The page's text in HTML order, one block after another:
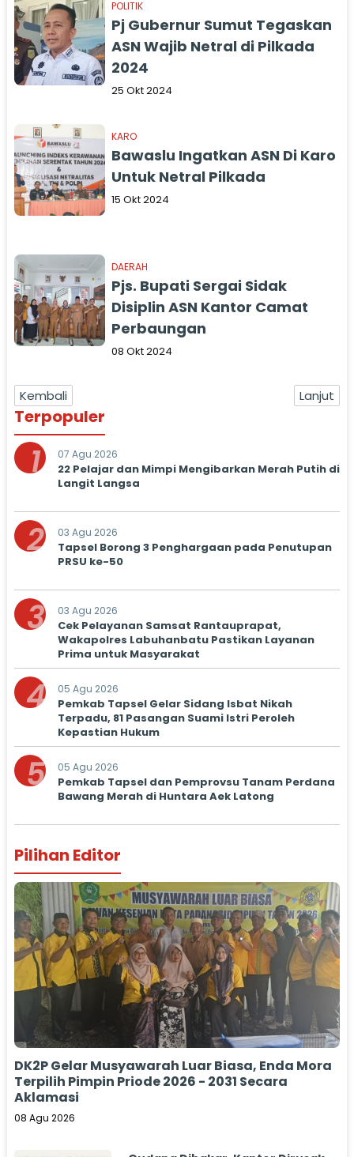
POLITIK
Pj Gubernur Sumut Tegaskan
ASN Wajib Netral di Pilkada
2024
25 Okt 2024
KARO
Bawaslu Ingatkan ASN Di Karo
Untuk Netral Pilkada
15 Okt 2024
DAERAH
Pjs. Bupati Sergai Sidak
Disiplin ASN Kantor Camat
Perbaungan
08 Okt 2024
Kembali Lanjut
Terpopuler
1 07 Agu 2026
22 Pelajar dan Mimpi Mengibarkan Merah Putih di
Langit Langsa
2 03 Agu 2026
Tapsel Borong 3 Penghargaan pada Penutupan
PRSU ke-50
3 03 Agu 2026
Cek Pelayanan Samsat Rantauprapat,
Wakapolres Labuhanbatu Pastikan Layanan
Prima untuk Masyarakat
4 05 Agu 2026
Pemkab Tapsel Gelar Sidang Isbat Nikah
Terpadu, 81 Pasangan Suami Istri Peroleh
Kepastian Hukum
5 05 Agu 2026
Pemkab Tapsel dan Pemprovsu Tanam Perdana
Bawang Merah di Huntara Aek Latong
Pilihan Editor
DK2P Gelar Musyawarah Luar Biasa, Enda Mora
Terpilih Pimpin Priode 2026 - 2031 Secara
Aklamasi
08 Agu 2026